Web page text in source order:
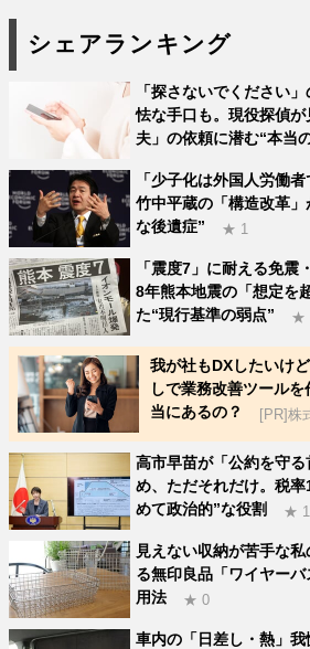
シェアランキング
「探さないでください
怯な手口も。現役探偵
夫」の依頼に潜む“本当
「少子化は外国人労働
竹中平蔵の「構造改革
な後遺症”
★ 1
「震度7」に耐える免震
8年熊本地震の「想定を
た“現行基準の弱点”
★
我が社もDXしたいけ
しで業務改善ツール
当にあるの？
[PR]株
高市早苗が「公約を守
め、ただそれだけ。税
めて政治的”な役割
★ 1
見えない収納が苦手な
る無印良品「ワイヤー
用法
★ 0
車内の「日差し・熱」